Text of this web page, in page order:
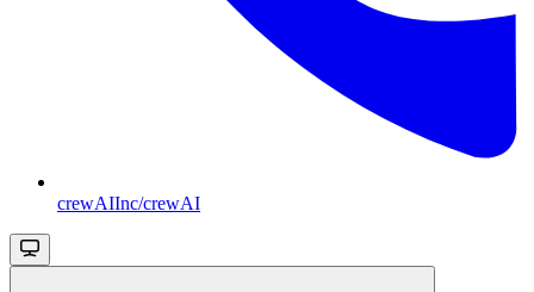
crewAIInc/crewAI